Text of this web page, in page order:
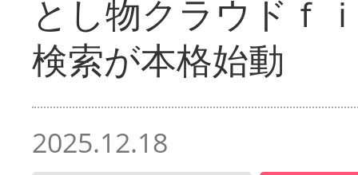
とし物クラウドｆ
検索が本格始動
2025.12.18